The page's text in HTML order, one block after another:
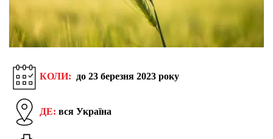
КОЛИ: до 23 березня 2023 року
ДЕ: вся Україна